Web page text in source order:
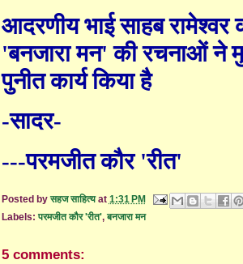
आदरणीय भाई साहब रामेश्वर
'बनजारा मन'की रचनाओं ने
पुनीत कार्य किया है
-सादर-
---परमजीत कौर 'रीत'
Posted byसहज साहित्य at 1:31 PM
Labels:परमजीत कौर 'रीत',बनजारा मन
5 comments: